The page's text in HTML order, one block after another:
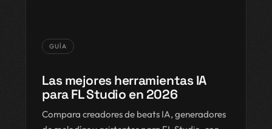
GUÍA
Las mejores herramientas IA
para FL Studio en 2026
Compara creadores de beats IA, generadores